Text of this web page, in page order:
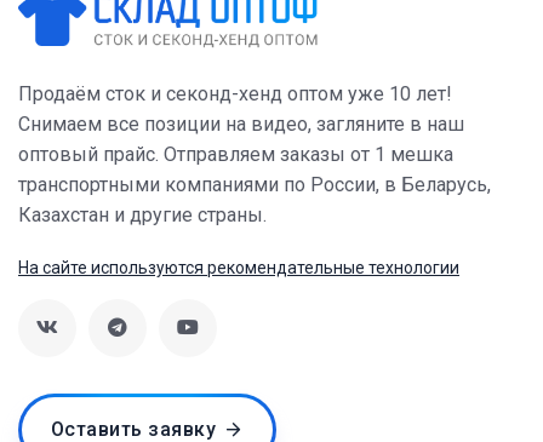
Продаём сток и секонд-хенд оптом уже 10 лет!
Снимаем все позиции на видео, загляните в наш
оптовый прайс. Отправляем заказы от 1 мешка
транспортными компаниями по России, в Беларусь,
Казахстан и другие страны.
На сайте используются рекомендательные технологии
Оставить заявку